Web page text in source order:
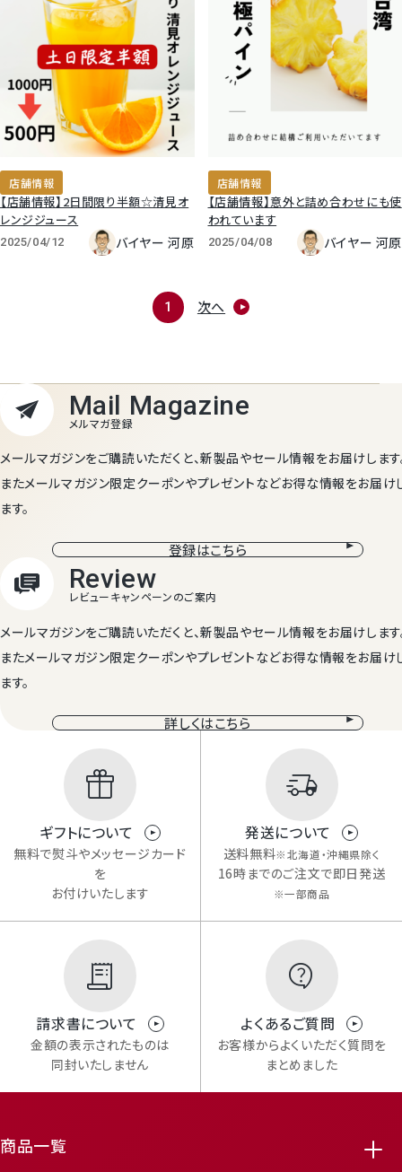
店舗情報
【店舗情報】2日間限り半額☆清見オ
レンジジュース
2025/04/12 バイヤー 河原
店舗情報
【店舗情報】意外と詰め合わせにも使
われています
2025/04/08 バイヤー 河原
1 次へ
Mail Magazine
メルマガ登録
メールマガジンをご購読いただくと、新製品やセール情報をお届けします
またメールマガジン限定クーポンやプレゼントなどお得な情報をお届け
ます。
登録はこちら
Review
レビューキャンペーンのご案内
メールマガジンをご購読いただくと、新製品やセール情報をお届けします
またメールマガジン限定クーポンやプレゼントなどお得な情報をお届け
ます。
詳しくはこちら
featured_seasonal_and_gifts
ギフトについて
無料で熨斗やメッセージカード
を
お付けいたします
delivery_truck_speed
発送について
送料無料※北海道・沖縄県除く
16時までのご注文で即日発送
※一部商品
請求書について
金額の表示されたものは
同封いたしません
よくあるご質問
お客様からよくいただく質問を
まとめました
商品一覧